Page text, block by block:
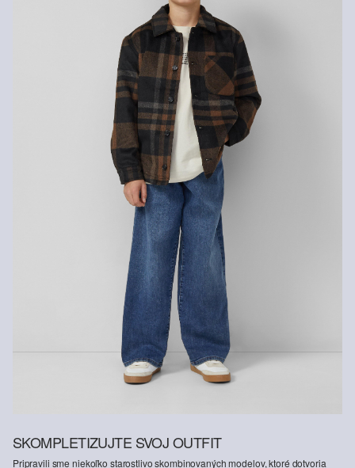
Nečistiť chlórovým bielidlom
Nevhodné do sušičky bielizne
Nežehliť pri vysokej teplote
Nečistiť chemicky
Špeciálny šetrný prací program 30°
Svoj tovar nám môžete bezplatne vrátiť do 14 dní.
SKOMPLETIZUJTE SVOJ OUTFIT
Pripravili sme niekoľko starostlivo skombinovaných modelov, ktoré dotvoria